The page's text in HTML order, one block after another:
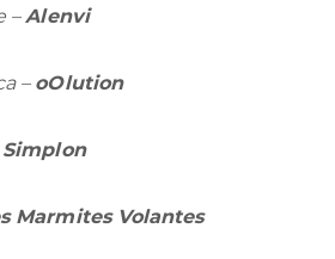
–Alenvi
– oOlution
Simplon
Marmites Volantes